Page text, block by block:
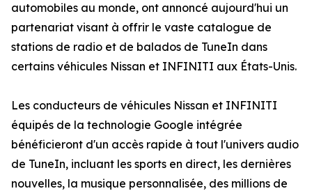
automobiles au monde, ont annoncé aujourd'hui un
partenariat visant à offrir le vaste catalogue de
stations de radio et de balados de TuneIn dans
certains véhicules Nissan et INFINITI aux États-Unis.
Les conducteurs de véhicules Nissan et INFINITI
équipés de la technologie Google intégrée
bénéficieront d'un accès rapide à tout l'univers audio
de TuneIn, incluant les sports en direct, les dernières
nouvelles, la musique personnalisée, des millions de